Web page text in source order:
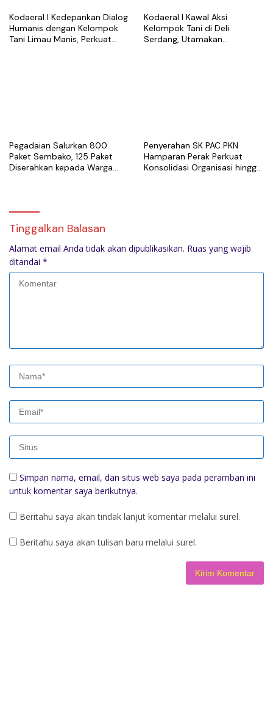
Kodaeral I Kedepankan Dialog
Humanis dengan Kelompok
Tani Limau Manis, Perkuat
Kodaeral I Kawal Aksi
Kelompok Tani di Deli
Serdang, Utamakan
Pegadaian Salurkan 800
Paket Sembako, 125 Paket
Diserahkan kepada Warga
Penyerahan SK PAC PKN
Hamparan Perak Perkuat
Konsolidasi Organisasi hingga
Tinggalkan Balasan
Alamat email Anda tidak akan dipublikasikan. Ruas yang wajib
ditandai *
Simpan nama, email, dan situs web saya pada peramban ini
untuk komentar saya berikutnya.
Beritahu saya akan tindak lanjut komentar melalui surel.
Beritahu saya akan tulisan baru melalui surel.